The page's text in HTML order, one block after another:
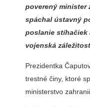
poverený minister
spáchal ústavný
poslanie stíhačiek
vojenská
Prezidentka
trestné činy, ktoré
ministerstvo